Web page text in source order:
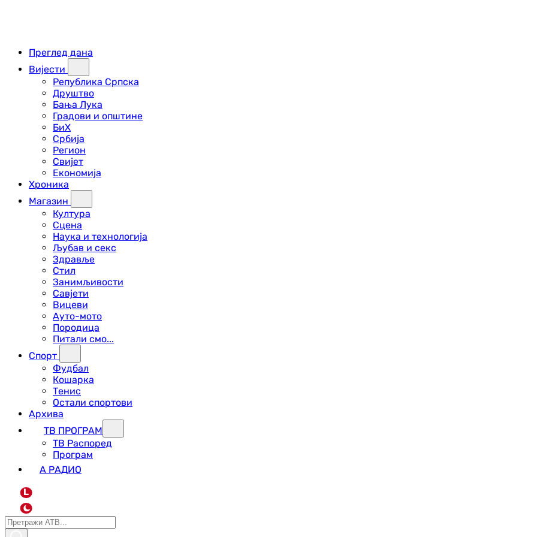
Преглед дана
Вијести
Република Српска
Друштво
Бања Лука
Градови и општине
БиХ
Србија
Регион
Свијет
Економија
Хроника
Магазин
Култура
Сцена
Наука и технологија
Љубав и секс
Здравље
Стил
Занимљивости
Савјети
Вицеви
Ауто-мото
Породица
Питали смо...
Спорт
Фудбал
Кошарка
Тенис
Остали спортови
Архива
ТВ ПРОГРАМ
ТВ Распоред
Програм
А РАДИО
L